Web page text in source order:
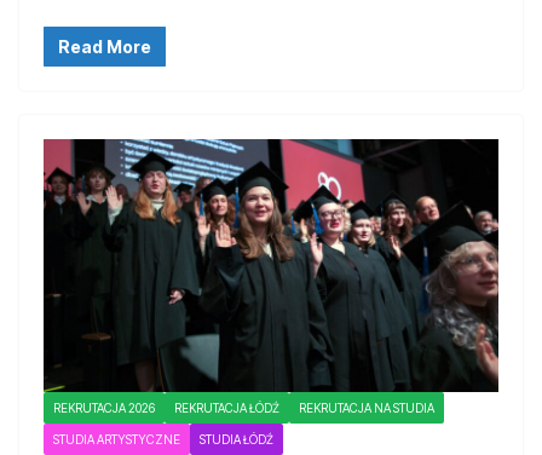
Read More
REKRUTACJA 2026 REKRUTACJA ŁÓDŹ REKRUTACJA NA STUDIA
STUDIA ARTYSTYCZNE STUDIA ŁÓDŹ